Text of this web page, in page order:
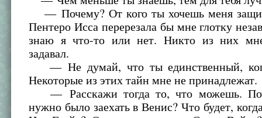
— Почему? От кого ты хочешь меня
Пентеро Исса перерезала бы мне глотку
знаю я что-то или нет. Никто из них
задавал.
— Не думай, что ты единственный,
Некоторые из этих тайн мне не принадлежат.
— Расскажи тогда то, что можешь.
нужно было заехать в Венис? Что будет,